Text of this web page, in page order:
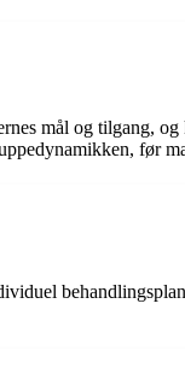
mål og tilgang,
før